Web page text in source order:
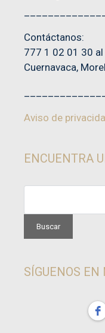
Contáctanos:
777 1 02 01 30 al
Cuernavaca,
Aviso de
ENCUENTRA
SÍGUENOS EN